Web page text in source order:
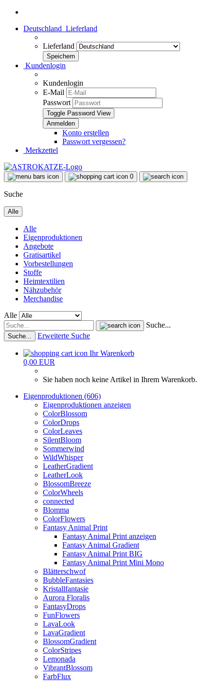
Deutschland Lieferland
Lieferland
Kundenlogin
Kundenlogin
E-Mail
Passwort
Toggle Password View
Konto erstellen
Passwort vergessen?
Merkzettel
0
Suche
Alle
Alle
Eigenproduktionen
Angebote
Gratisartikel
Vorbestellungen
Stoffe
Heimtextilien
Nähzubehör
Merchandise
Alle
Suche...
Suche... Erweiterte Suche
Ihr Warenkorb
0,00 EUR
Sie haben noch keine Artikel in Ihrem Warenkorb.
Eigenproduktionen (606)
Eigenproduktionen anzeigen
ColorBlossom
ColorDrops
ColorLeaves
SilentBloom
Sommerwind
WildWhisper
LeatherGradient
LeatherLook
BlossomBreeze
ColorWheels
connected
Blomma
ColorFlowers
Fantasy Animal Print
Fantasy Animal Print anzeigen
Fantasy Animal Gradient
Fantasy Animal Print BIG
Fantasy Animal Print Mini Mono
Blätterschwof
BubbleFantasies
Kristallfantasie
Aurora Floralis
FantasyDrops
FunFlowers
LavaLook
LavaGradient
BlossomGradient
ColorStripes
Lemonada
VibrantBlossom
FarbFlux